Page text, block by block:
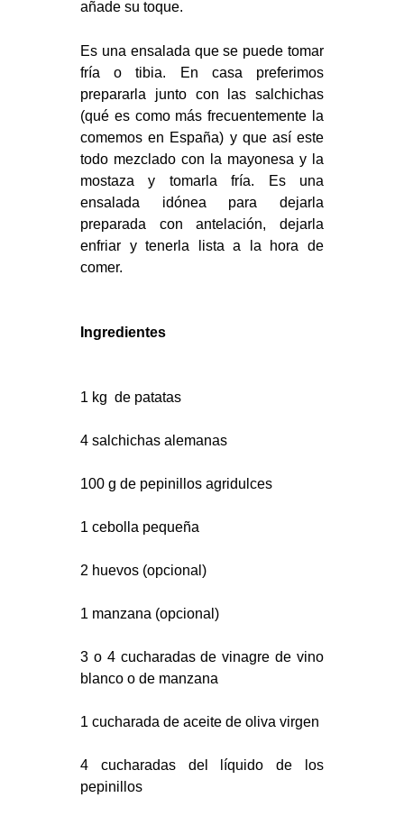
añade su toque.
Es una ensalada que se puede tomar
fría o tibia. En casa preferimos
prepararla junto con las salchichas
(qué es como más frecuentemente la
comemos en España) y que así este
todo mezclado con la mayonesa y la
mostaza y tomarla fría. Es una
ensalada idónea para dejarla
preparada con antelación, dejarla
enfriar y tenerla lista a la hora de
comer.
Ingredientes
1 kg de patatas
4 salchichas alemanas
100 g de pepinillos agridulces
1 cebolla pequeña
2 huevos (opcional)
1 manzana (opcional)
3 o 4 cucharadas de vinagre de vino
blanco o de manzana
1 cucharada de aceite de oliva virgen
4 cucharadas del líquido de los
pepinillos